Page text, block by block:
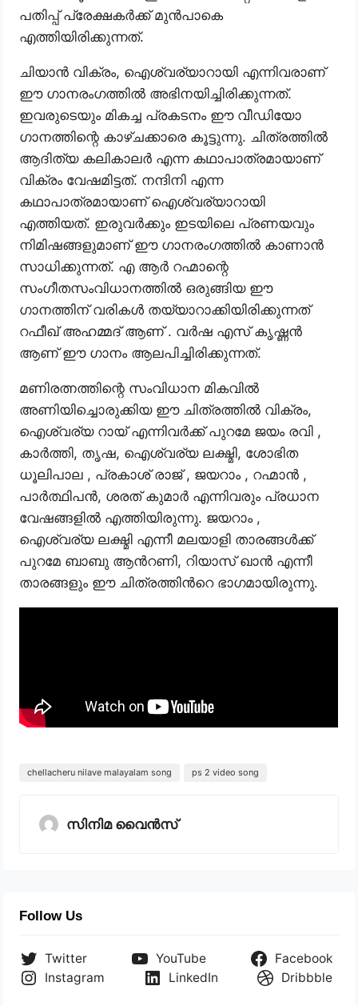
പതിപ്പ് പ്രേക്ഷകർക്ക് മുൻപാകെ
എത്തിയിരിക്കുന്നത്.
ചിയാൻ വിക്രം, ഐശ്വര്യാറായി എന്നിവരാണ്
ഈ ഗാനരംഗത്തിൽ അഭിനയിച്ചിരിക്കുന്നത്.
ഇവരുടെയും മികച്ച പ്രകടനം ഈ വീഡിയോ
ഗാനത്തിന്റെ കാഴ്ചക്കാരെ കൂട്ടുന്നു. ചിത്രത്തിൽ
ആദിത്യ കലികാലർ എന്ന കഥാപാത്രമായാണ്
വിക്രം വേഷമിട്ടത്. നന്ദിനി എന്ന
കഥാപാത്രമായാണ് ഐശ്വര്യാറായി
എത്തിയത്. ഇരുവർക്കും ഇടയിലെ പ്രണയവും
നിമിഷങ്ങളുമാണ് ഈ ഗാനരംഗത്തിൽ കാണാൻ
സാധിക്കുന്നത്. എ ആർ റഹ്മാന്റെ
സംഗീതസംവിധാനത്തിൽ ഒരുങ്ങിയ ഈ
ഗാനത്തിന് വരികൾ തയ്യാറാക്കിയിരിക്കുന്നത്
റഫീഖ് അഹമ്മദ് ആണ് . വർഷ എസ് കൃഷ്ണൻ
ആണ് ഈ ഗാനം ആലപിച്ചിരിക്കുന്നത്.
മണിരത്നത്തിന്റെ സംവിധാന മികവിൽ
അണിയിച്ചൊരുക്കിയ ഈ ചിത്രത്തിൽ വിക്രം,
ഐശ്വര്യ റായ് എന്നിവർക്ക് പുറമേ ജയം രവി ,
കാർത്തി, തൃഷ, ഐശ്വര്യ ലക്ഷ്മി, ശോഭിത
ധൂലിപാല , പ്രകാശ് രാജ് , ജയറാം , റഹ്മാൻ ,
പാർത്ഥിപൻ, ശരത് കുമാർ എന്നിവരും പ്രധാന
വേഷങ്ങളിൽ എത്തിയിരുന്നു. ജയറാം ,
ഐശ്വര്യ ലക്ഷ്മി എന്നീ മലയാളി താരങ്ങൾക്ക്
പുറമേ ബാബു ആൻറണി, റിയാസ് ഖാൻ എന്നീ
താരങ്ങളും ഈ ചിത്രത്തിൻറെ ഭാഗമായിരുന്നു.
chellacheru nilave malayalam song ps 2 video song
സിനിമ വൈൻസ്
Follow Us
Twitter YouTube
Facebook
Instagram
LinkedIn Dribbble